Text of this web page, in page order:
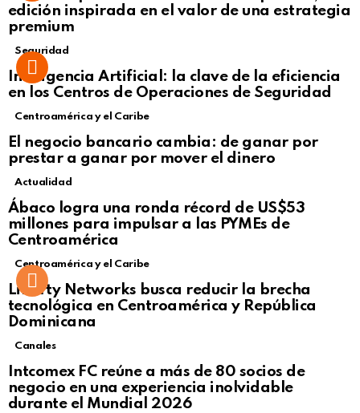
edición inspirada en el valor de una estrategia
premium
Seguridad
Inteligencia Artificial: la clave de la eficiencia
en los Centros de Operaciones de Seguridad
Centroamérica y el Caribe
El negocio bancario cambia: de ganar por
prestar a ganar por mover el dinero
Not Safe For Work
Click to view this post
Actualidad
Ábaco logra una ronda récord de US$53
millones para impulsar a las PYMEs de
Centroamérica
Centroamérica y el Caribe
Liberty Networks busca reducir la brecha
tecnológica en Centroamérica y República
Dominicana
Canales
Intcomex FC reúne a más de 80 socios de
negocio en una experiencia inolvidable
durante el Mundial 2026